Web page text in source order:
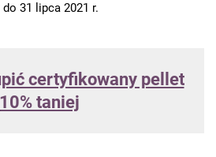
31 lipca 2021 r.
certyfikowany pellet
10% taniej